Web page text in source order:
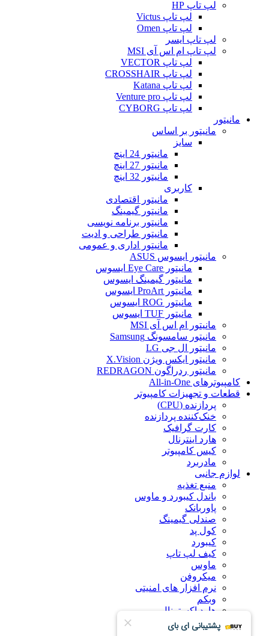
لپ تاپ HP
لپ تاپ Victus
لپ تاپ Omen
لپ تاپ ایسر
لپ تاپ ام اس آی MSI
لپ تاپ VECTOR
لپ تاپ CROSSHAIR
لپ تاپ Katana
لپ تاپ Venture pro
لپ تاپ CYBORG
مانیتور
مانیتور بر اساس
سایز
مانیتور 24 اینچ
مانیتور 27 اینچ
مانیتور 32 اینچ
کاربری
مانیتور اقتصادی
مانیتور گیمینگ
مانیتور برنامه نویسی
مانیتور طراحی و ادیت
مانیتور اداری و عمومی
مانیتور ایسوس ASUS
مانیتور Eye Care ایسوس
مانیتور گیمینگ ایسوس
مانیتور ProArt ایسوس
مانیتور ROG ایسوس
مانیتور TUF ایسوس
مانیتور ام اس آی MSI
مانیتور سامسونگ Samsung
مانیتور ال جی LG
مانیتور ایکس ویژن X.Vision
مانیتور ردراگون REDRAGON
کامپیوترهای All-in-One
قطعات و تجهیزات کامپیوتر
پردازنده (CPU)
خنک‌کننده پردازنده
کارت گرافیک
هارد اینترنال
کیس کامپیوتر
مادربرد
لوازم جانبی
منبع تغذیه
باندل کیبورد و ماوس
پاوربانک
صندلی گیمینگ
کول پد
کیبورد
کیف لپ تاپ
ماوس
میکروفن
نرم افزار های امنیتی
وبکم
هارد اکسترنال
درباره ما